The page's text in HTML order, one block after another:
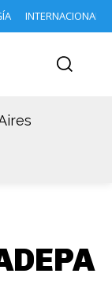
INTERNACIONAL